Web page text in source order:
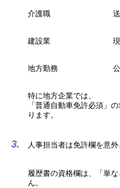
介護職 送迎
建設業 現場
地方勤務 公共交
特に地方企業では、
「普通自動車免許必須」
ります。
人事担当者は免許欄を意
履歴書の資格欄は、「単
ん。